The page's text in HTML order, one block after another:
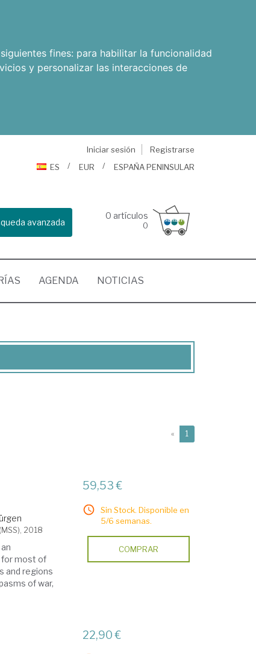
fines: para habilitar la funcionalidad
y personalizar las interacciones de
Iniciar sesión
Registrarse
ES
EUR ESPAÑA PENINSULAR
avanzada
0 artículos
0
AGENDA NOTICIAS
« 1
2018
for most of
and regions
of war,
59,53 €
Sin Stock. Disponible en
5/6 semanas.
COMPRAR
22,90 €